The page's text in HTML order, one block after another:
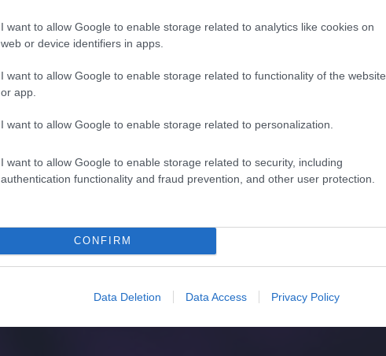
I want to allow Google to enable storage related to analytics like cookies on
web or device identifiers in apps.
I want to allow Google to enable storage related to functionality of the website
or app.
I want to allow Google to enable storage related to personalization.
I want to allow Google to enable storage related to security, including
authentication functionality and fraud prevention, and other user protection.
CONFIRM
Data Deletion Data Access Privacy Policy